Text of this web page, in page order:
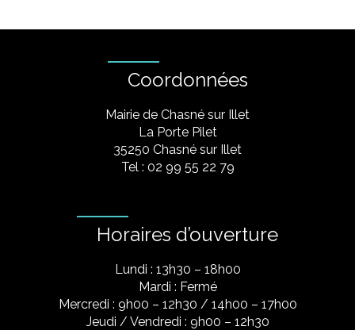
Coordonnées
Mairie de Chasné sur Illet
La Porte Pilet
35250 Chasné sur Illet
Tel : 02 99 55 22 79
Horaires d’ouverture
Lundi : 13h30 – 18h00
Mardi : Fermé
Mercredi : 9h00 – 12h30 / 14h00 – 17h00
Jeudi / Vendredi : 9h00 – 12h30